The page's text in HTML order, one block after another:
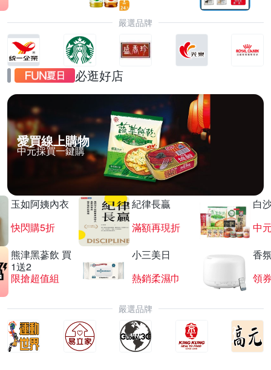
嚴選品牌
必逛好店
愛買線上購物
中元採買一鍵購
玉如阿姨內衣
快閃購5折
紀律長贏
滿額再現折
白
中
熊津黑蔘飲 買
1送2
限搶超值組
小三美日
熱銷柔濕巾
香
領
嚴選品牌